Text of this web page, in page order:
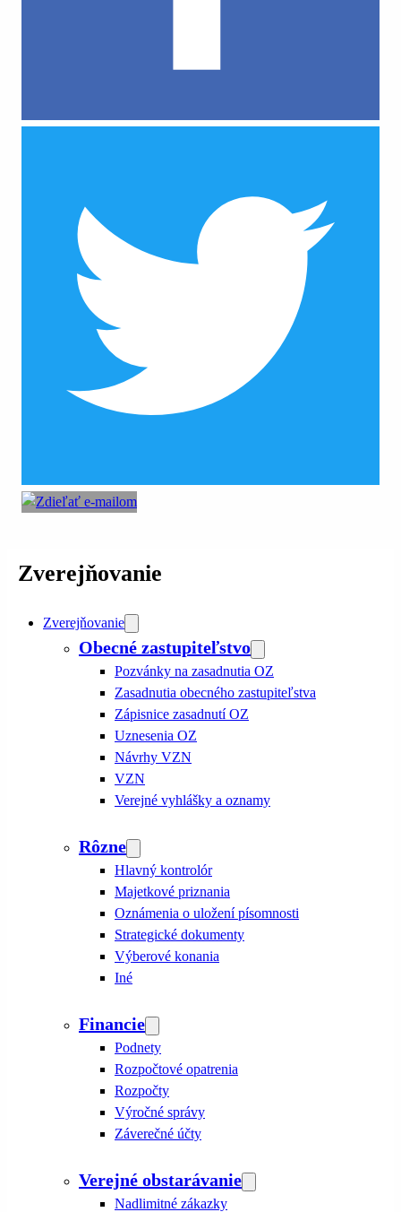
Zverejňovanie
Zverejňovanie
Obecné zastupiteľstvo
Pozvánky na zasadnutia OZ
Zasadnutia obecného zastupiteľstva
Zápisnice zasadnutí OZ
Uznesenia OZ
Návrhy VZN
VZN
Verejné vyhlášky a oznamy
Rôzne
Hlavný kontrolór
Majetkové priznania
Oznámenia o uložení písomnosti
Strategické dokumenty
Výberové konania
Iné
Financie
Podnety
Rozpočtové opatrenia
Rozpočty
Výročné správy
Záverečné účty
Verejné obstarávanie
Nadlimitné zákazky